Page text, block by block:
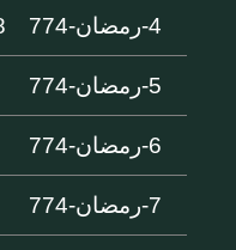
4-رمضان-774
5-رمضان-774
6-رمضان-774
7-رمضان-774